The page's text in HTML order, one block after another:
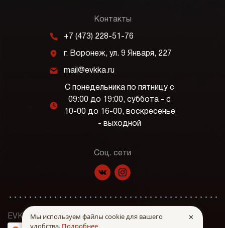
Контакты
m +7 (473) 228-51-76
j г. Воронеж, ул. 9 Января, 227
k mail@evkka.ru
l
С понедельника по пятницу с
09:00 до 19:00, суббота - с
10-00 до 16-00, воскресенье
- выходной
Соц. сети
f p
EVKKA © Все права защищены. 2026 г.
Мы используем файлы cookie для вашего
удобства. Подробнее
✕